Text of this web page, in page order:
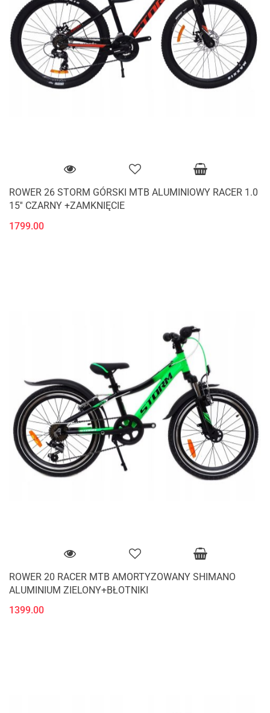
ROWER 26 STORM GÓRSKI MTB ALUMINIOWY RACER 1.0
15'' CZARNY +ZAMKNIĘCIE
1799.00
ROWER 20 RACER MTB AMORTYZOWANY SHIMANO
ALUMINIUM ZIELONY+BŁOTNIKI
1399.00